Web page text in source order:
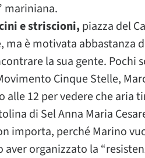
mariniana.
e striscioni, piazza del
è motivata abbastanza
la sua gente. Pochi
Cinque Stelle,
alle 12 per vedere che aria
di Sel Anna Maria
importa, perché Marino
organizzato la